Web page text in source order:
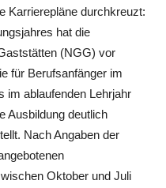
Karrierepläne durchkreuzt:
hat die
(NGG) vor
für Berufsanfänger im
im ablaufenden Lehrjahr
Ausbildung deutlich
Nach Angaben der
Oktober und Juli